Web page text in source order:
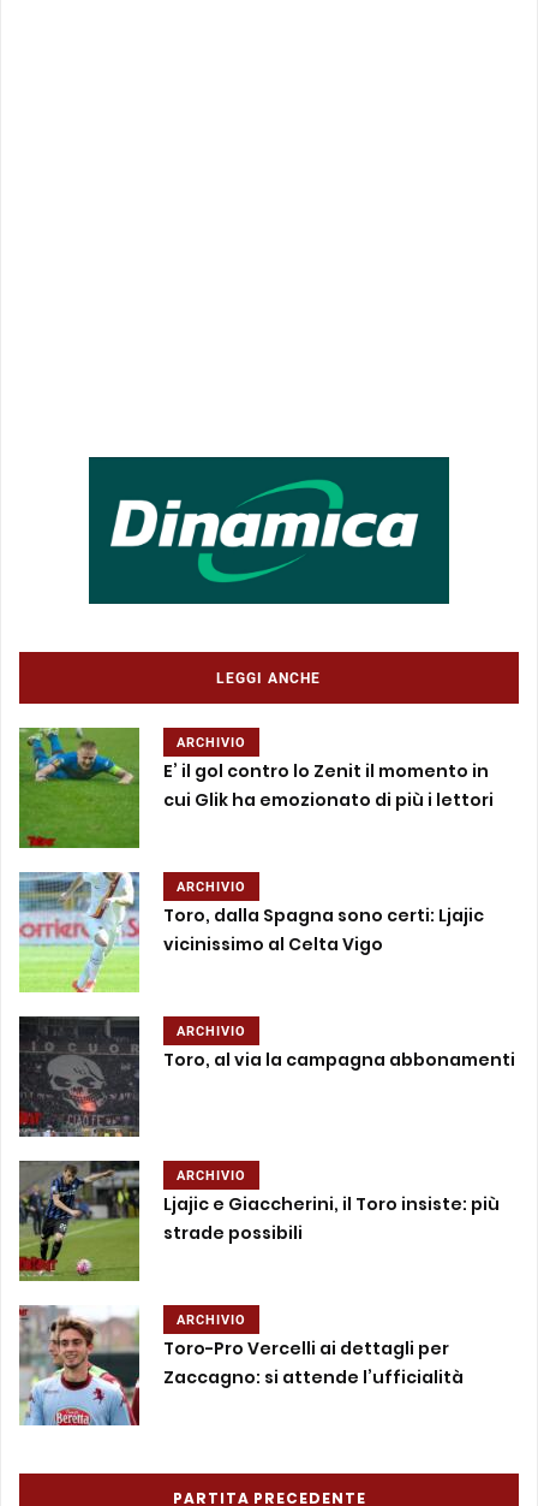
LEGGI ANCHE
ARCHIVIO
E’ il gol contro lo Zenit il momento in
cui Glik ha emozionato di più i lettori
ARCHIVIO
Toro, dalla Spagna sono certi: Ljajic
vicinissimo al Celta Vigo
ARCHIVIO
Toro, al via la campagna abbonamenti
ARCHIVIO
Ljajic e Giaccherini, il Toro insiste: più
strade possibili
ARCHIVIO
Toro-Pro Vercelli ai dettagli per
Zaccagno: si attende l’ufficialità
PARTITA PRECEDENTE